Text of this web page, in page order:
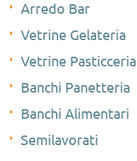
Arredo Bar
Vetrine Gelateria
Vetrine Pasticceria
Banchi Panetteria
Banchi Alimentari
Semilavorati